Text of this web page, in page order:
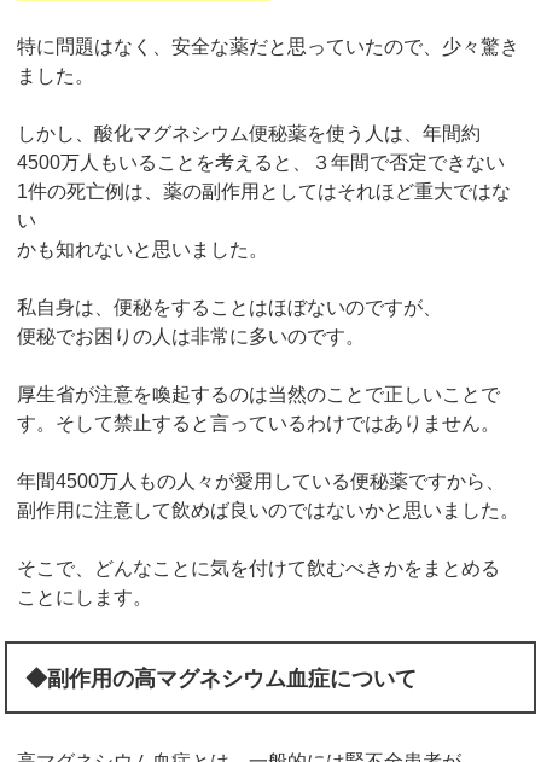
特に問題はなく、安全な薬だと思っていたので、少々驚き
ました。
しかし、酸化マグネシウム便秘薬を使う人は、年間約
4500万人もいることを考えると、３年間で否定できない
1件の死亡例は、薬の副作用としてはそれほど重大ではな
い
かも知れないと思いました。
私自身は、便秘をすることはほぼないのですが、
便秘でお困りの人は非常に多いのです。
厚生省が注意を喚起するのは当然のことで正しいことで
す。そして禁止すると言っているわけではありません。
年間4500万人もの人々が愛用している便秘薬ですから、
副作用に注意して飲めば良いのではないかと思いました。
そこで、どんなことに気を付けて飲むべきかをまとめる
ことにします。
◆副作用の高マグネシウム血症について